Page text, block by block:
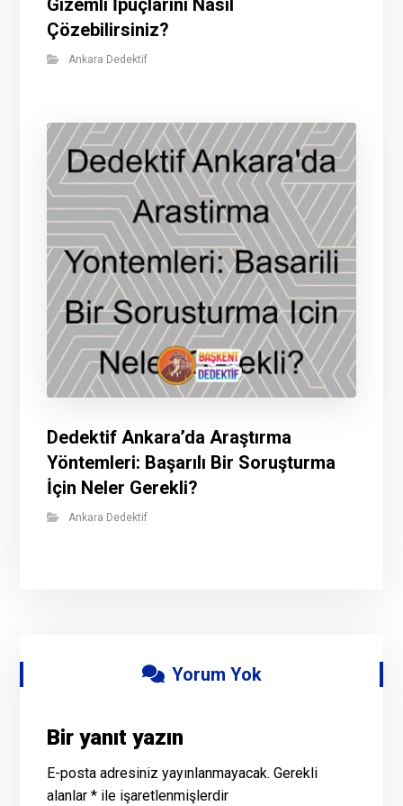
Gizemli İpuçlarını Nasıl
Çözebilirsiniz?
Ankara Dedektif
Dedektif Ankara’da Araştırma
Yöntemleri: Başarılı Bir Soruşturma
İçin Neler Gerekli?
Ankara Dedektif
Yorum Yok
Bir yanıt yazın
E-posta adresiniz yayınlanmayacak. Gerekli
alanlar* ile işaretlenmişlerdir